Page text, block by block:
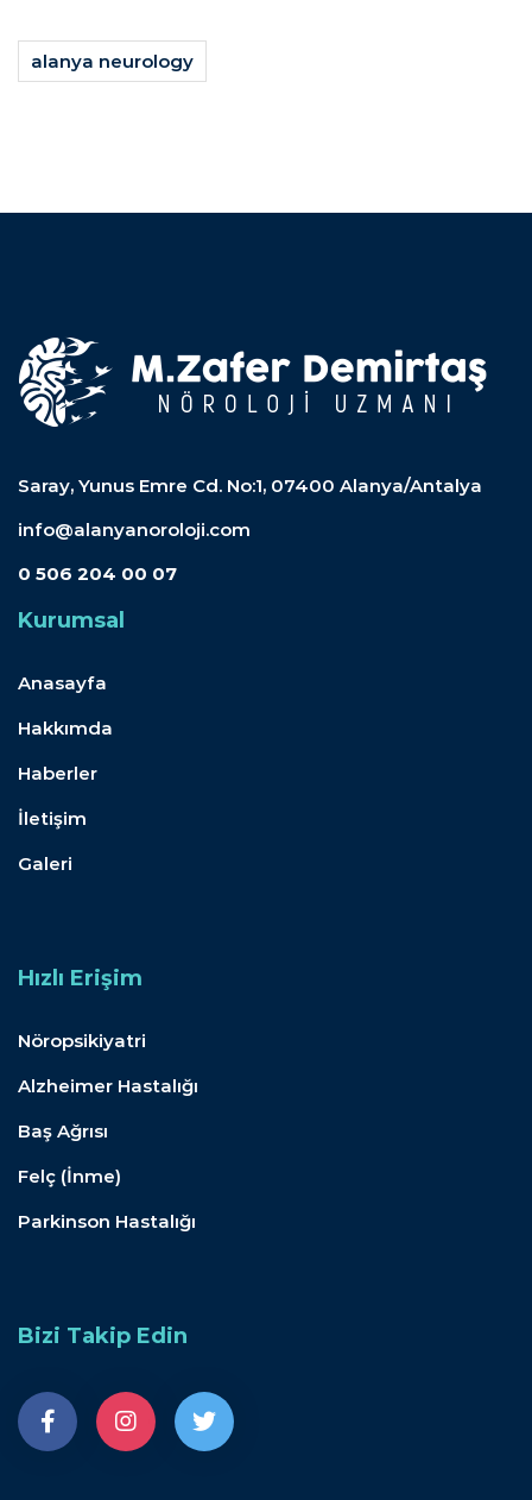
alanya neurology
Saray, Yunus Emre Cd. No:1, 07400 Alanya/Antalya
info@alanyanoroloji.com
0 506 204 00 07
Kurumsal
Anasayfa
Hakkımda
Haberler
İletişim
Galeri
Hızlı Erişim
Nöropsikiyatri
Alzheimer Hastalığı
Baş Ağrısı
Felç (İnme)
Parkinson Hastalığı
Bizi Takip Edin